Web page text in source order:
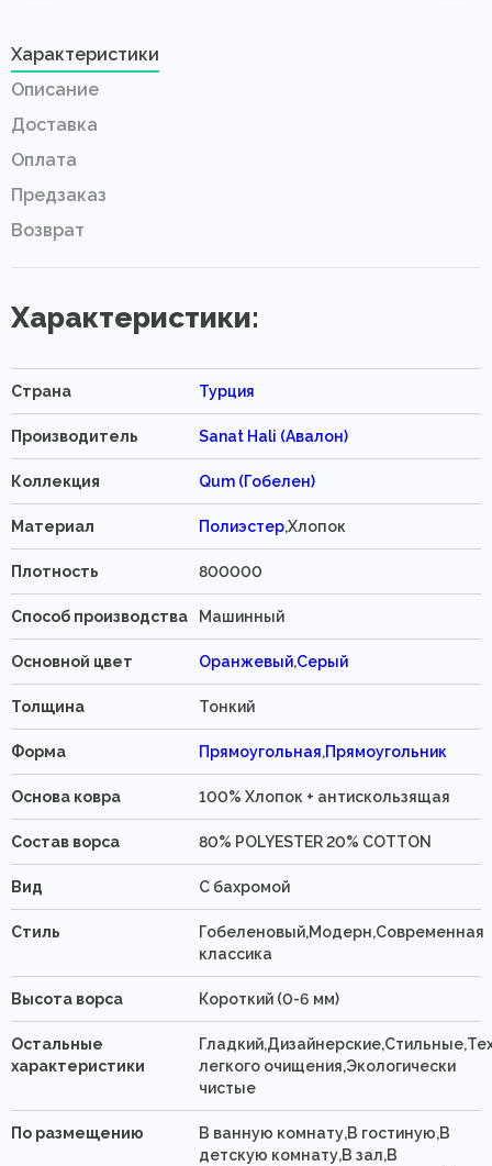
Характеристики
Описание
Доставка
Оплата
Предзаказ
Возврат
Характеристики:
Страна Турция
Производитель Sanat Hali (Авалон)
Коллекция Qum (Гобелен)
Материал Полиэстер,Хлопок
Плотность 800000
Способ производства Машинный
Основной цвет Оранжевый,Серый
Толщина Тонкий
Форма Прямоугольная,Прямоугольник
Основа ковра 100% Хлопок + антискользящая
Состав ворса 80% POLYESTER 20% COTTON
Вид C бахромой
Стиль
Гобеленовый,Модерн,Современная
классика
Высота ворса Короткий (0-6 мм)
Остальные
характеристики
легкого очищения,Экологически
чистые
По размещению
В ванную комнату,В гостиную,В
детскую комнату,В зал,В